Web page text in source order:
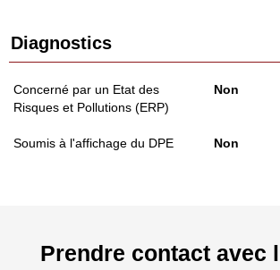
Diagnostics
Concerné par un Etat des
Risques et Pollutions (ERP)
Non
Soumis à l'affichage du DPE Non
Prendre contact avec